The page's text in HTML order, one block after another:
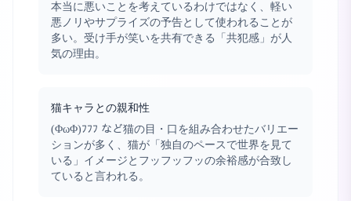
本当に悪いことを考えているわけではなく、軽い
悪ノリやサプライズの予告として使われることが
多い。受け手が笑いを共有できる「共犯感」が人
気の理由。
猫キャラとの親和性
(ΦωΦ)ﾌﾌﾌ など猫の目・口を組み合わせたバリエー
ションが多く、猫が「独自のペースで世界を見て
いる」イメージとフッフッフッの余裕感が合致し
ていると言われる。